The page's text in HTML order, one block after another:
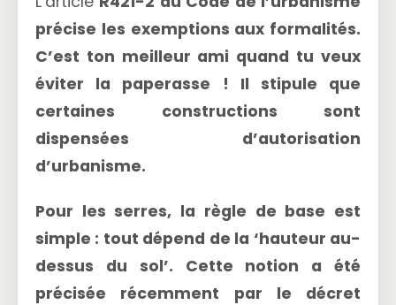
précise les exemptions aux formalités.
C’est ton meilleur ami quand tu veux
éviter la paperasse ! Il stipule que
certaines constructions sont
dispensées d’autorisation
d’urbanisme.
Pour les serres, la règle de base est
simple : tout dépend de la ‘hauteur au-
dessus du sol’. Cette notion a été
précisée récemment par le décret